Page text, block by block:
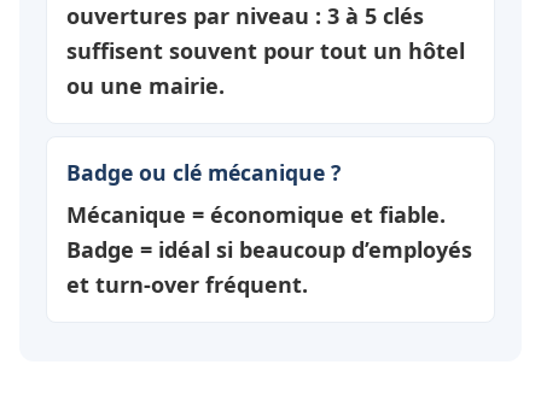
ouvertures par niveau : 3 à 5 clés
suffisent souvent pour tout un hôtel
ou une mairie.
Badge ou clé mécanique ?
Mécanique = économique et fiable.
Badge = idéal si beaucoup d’employés
et turn-over fréquent.